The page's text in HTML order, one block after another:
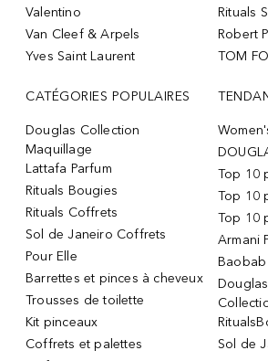
Valentino
Van Cleef & Arpels
Yves Saint Laurent
Rituals
Robert
TOM
CATÉGORIES POPULAIRES
Douglas Collection
Maquillage
Lattafa Parfum
Rituals Bougies
Rituals Coffrets
Sol de Janeiro Coffrets
Pour Elle
Barrettes et pinces à cheveux
Trousses de toilette
Kit pinceaux
Coffrets et palettes
Top 10
Top 10
Top 10
Armani
Douglas
Sol de